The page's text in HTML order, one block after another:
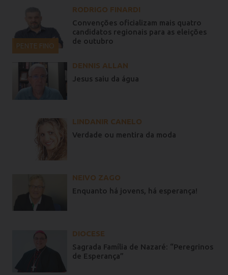
PENTE FINO
RODRIGO FINARDI
Convenções oficializam mais quatro
candidatos regionais para as eleições
de outubro
DENNIS ALLAN
Jesus saiu da água
LINDANIR CANELO
Verdade ou mentira da moda
NEIVO ZAGO
Enquanto há jovens, há esperança!
DIOCESE
Sagrada Família de Nazaré: “Peregrinos
de Esperança”